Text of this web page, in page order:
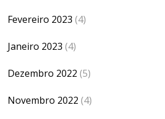
Fevereiro 2023 (4)
Janeiro 2023 (4)
Dezembro 2022 (5)
Novembro 2022 (4)